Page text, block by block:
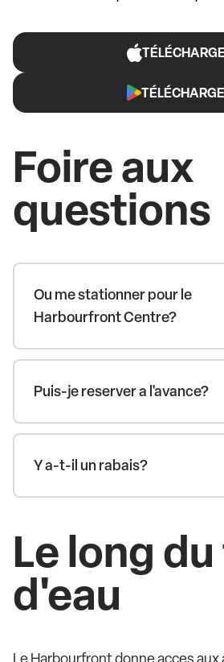
Foire aux
questions
Ou me stationner pour le
Harbourfront Centre?
Puis-je reserver a l'avance?
Y a-t-il un rabais?
Le long
d'eau